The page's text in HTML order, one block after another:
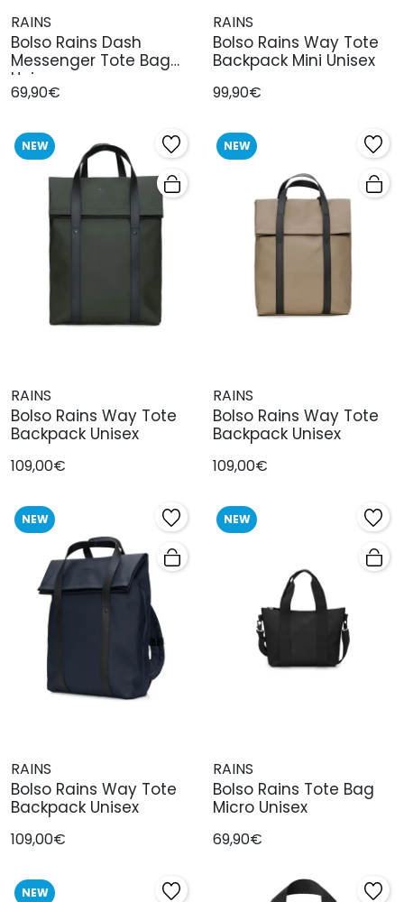
RAINS
Bolso Rains Dash
Messenger Tote Bag
Unisex
69,90€
RAINS
Bolso Rains Way Tote
Backpack Mini Unisex
99,90€
NEW
RAINS
Bolso Rains Way Tote
Backpack Unisex
109,00€
NEW
RAINS
Bolso Rains Way Tote
Backpack Unisex
109,00€
NEW
RAINS
Bolso Rains Way Tote
Backpack Unisex
109,00€
NEW
RAINS
Bolso Rains Tote Bag
Micro Unisex
69,90€
NEW